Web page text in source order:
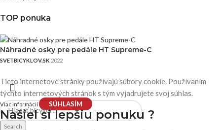
TOP ponuka
Náhradné osky pre pedále HT Supreme-C
SVETBICYKLOV.SK 2022
Search
Tieto internetové stránky používajú súbory cookie. Používaním
týchto internetových stránok s tým vyjadrujete svoj súhlas.
Viac informácií SÚHLASÍM
Našiel silepšiu ponuku ?